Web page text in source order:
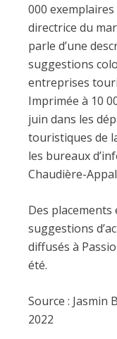
000
directrice du
parle d’une
suggestions
entreprises
Imprimée à 10
juin dans les
touristiques de
les bureaux
Chaudière-
Des
suggestions
diffusés à
été.
Source : Jasmin
2022